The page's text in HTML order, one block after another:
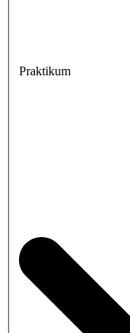
Praktikum